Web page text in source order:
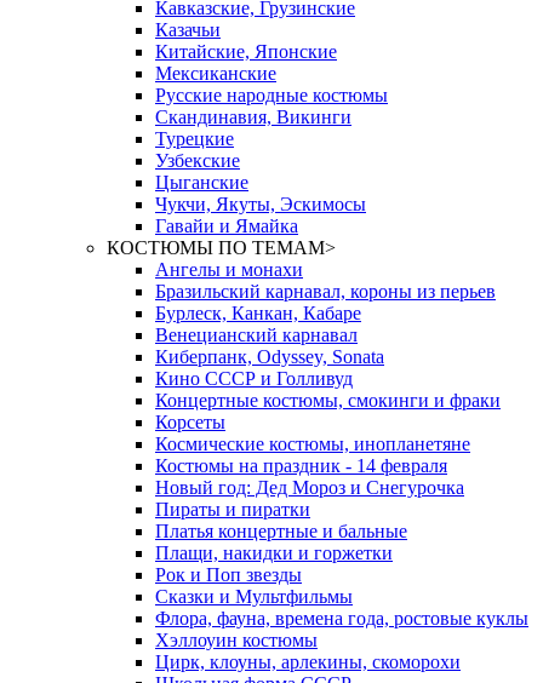
Кавказские, Грузинские
Казачьи
Китайские, Японские
Мексиканские
Русские народные костюмы
Скандинавия, Викинги
Турецкие
Узбекские
Цыганские
Чукчи, Якуты, Эскимосы
Гавайи и Ямайка
КОСТЮМЫ ПО ТЕМАМ>
Ангелы и монахи
Бразильский карнавал, короны из перьев
Бурлеск, Канкан, Кабаре
Венецианский карнавал
Киберпанк, Odyssey, Sonata
Кино СССР и Голливуд
Концертные костюмы, смокинги и фраки
Корсеты
Космические костюмы, инопланетяне
Костюмы на праздник - 14 февраля
Новый год: Дед Мороз и Снегурочка
Пираты и пиратки
Платья концертные и бальные
Плащи, накидки и горжетки
Рок и Поп звезды
Сказки и Мультфильмы
Флора, фауна, времена года, ростовые куклы
Хэллоуин костюмы
Цирк, клоуны, арлекины, скоморохи